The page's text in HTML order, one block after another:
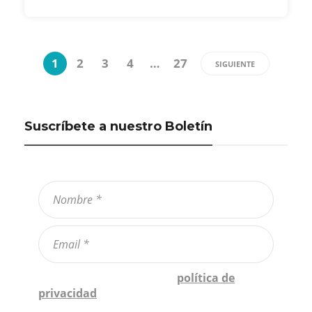
1 2 3 4 … 27 SIGUIENTE
Suscríbete a nuestro Boletín
política de
privacidad